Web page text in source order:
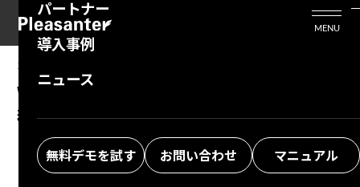
活用シーン
Enterprise Edition
パートナー
プリザンタービジネスを検討中の方
導入事例
ニュース
無料デモを試す お問い合わせ マニュアル
MENU
2023/04/18
Webデータベース(デヂエ等)で管理している業
務を移行する際の注意事項